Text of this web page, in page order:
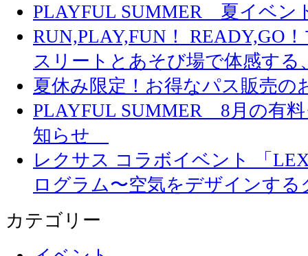
PLAYFUL SUMMER 夏イベ
RUN,PLAY,FUN！ READY,GO
スリートとあそび場で体感する
夏休み限定！お得なパス販売の
PLAYFUL SUMMER 8月の有
知らせ
レクサス コラボイベント 「
ログラム〜空気をデザインす
カテゴリー